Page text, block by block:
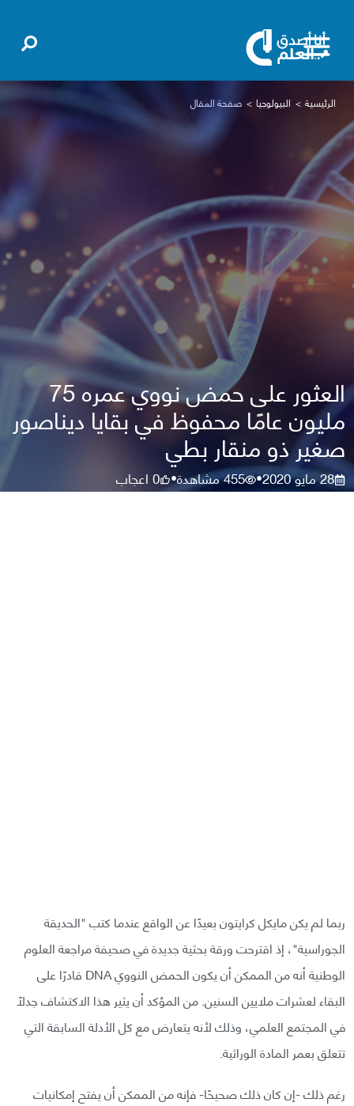
الرئيسية البيولوجيا صفحة المقال
العثور على حمض نووي عمره 75
مليون عامًا محفوظ في بقايا ديناصور
صغير ذو منقار بطي
28 مايو 2020 •
455مشاهدة•
0اعجاب
ربما لم يكن مايكل كرايتون بعيدًا عن الواقع عندما كتب "الحديقة
الجوراسية"، إذ اقترحت ورقة بحثية جديدة في صحيفة مراجعة العلوم
الوطنية أنه من الممكن أن يكون الحمض النووي DNA قادرًا على
البقاء لعشرات ملايين السنين. من المؤكد أن يثير هذا الاكتشاف جدلًا
في المجتمع العلمي، وذلك لأنه يتعارض مع كل الأدلة السابقة التي
تتعلق بعمر المادة الوراثية.
رغم ذلك -إن كان ذلك صحيحًا- فإنه من الممكن أن يفتح إمكانيات